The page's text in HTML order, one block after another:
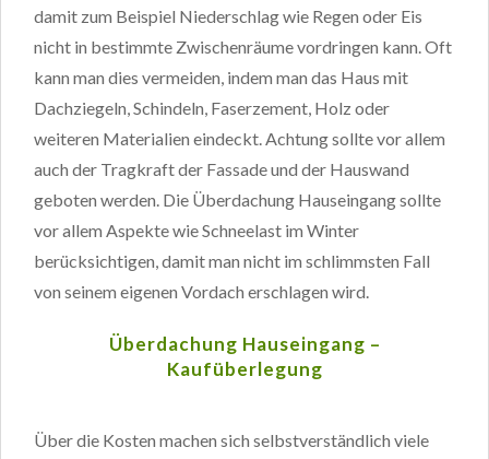
damit zum Beispiel Niederschlag wie Regen oder Eis
nicht in bestimmte Zwischenräume vordringen kann. Oft
kann man dies vermeiden, indem man das Haus mit
Dachziegeln, Schindeln, Faserzement, Holz oder
weiteren Materialien eindeckt. Achtung sollte vor allem
auch der Tragkraft der Fassade und der Hauswand
geboten werden. Die Überdachung Hauseingang sollte
vor allem Aspekte wie Schneelast im Winter
berücksichtigen, damit man nicht im schlimmsten Fall
von seinem eigenen Vordach erschlagen wird.
Überdachung Hauseingang –
Kaufüberlegung
Über die Kosten machen sich selbstverständlich viele